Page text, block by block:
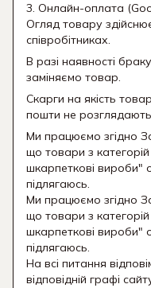
3. Онлайн-оплата
Огляд товару
співробітниках.
В разі наявності
заміняємо товар.
Скарги на якість
пошти не
Ми працюємо згідно
що товари з
шкарпеткові вироби"
підлягаюсь.
Ми працюємо згідно
що товари з
шкарпеткові вироби"
підлягаюсь.
На всі питання
відповідній графі